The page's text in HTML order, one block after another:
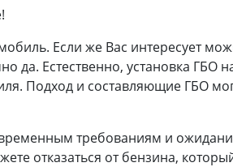
Если же Вас интересует
да. Естественно, установка ГБО
Подход и составляющие ГБО
требованиям и
отказаться от бензина,